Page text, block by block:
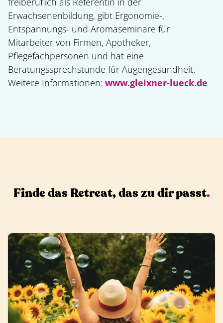
Erwachsenenbildung, gibt Ergonomie-,
Entspannungs- und Aromaseminare für
Mitarbeiter von Firmen, Apotheker,
Pflegefachpersonen und hat eine
Beratungssprechstunde für Augengesundheit.
Weitere Informationen: www.gleixner-lueck.de
Finde das Retreat, das zu dir passt.